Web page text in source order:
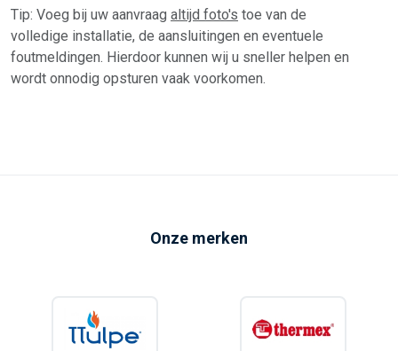
Tip: Voeg bij uw aanvraag altijd foto's toe van de
volledige installatie, de aansluitingen en eventuele
foutmeldingen. Hierdoor kunnen wij u sneller helpen en
wordt onnodig opsturen vaak voorkomen.
Onze merken